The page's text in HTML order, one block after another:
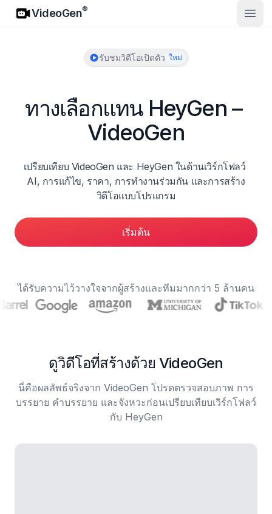
VideoGen
VideoGen®
เปิดเ
รับชมวิดีโอเปิดตัว ใหม่
ทางเลือกแทน HeyGen –
VideoGen
เปรียบเทียบ VideoGen และ HeyGen ในด้านเวิร์กโฟลว์
AI, การแก้ไข, ราคา, การทำงานร่วมกัน และการสร้าง
วิดีโอแบบโปรแกรม
เริ่มต้น
ได้รับความไว้วางใจจากผู้สร้างและทีมมากกว่า 5 ล้านคน
ดูวิดีโอที่สร้างด้วย VideoGen
นี่คือผลลัพธ์จริงจาก VideoGen โปรดตรวจสอบภาพ การ
บรรยาย คำบรรยาย และจังหวะก่อนเปรียบเทียบเวิร์กโฟลว์
กับ HeyGen